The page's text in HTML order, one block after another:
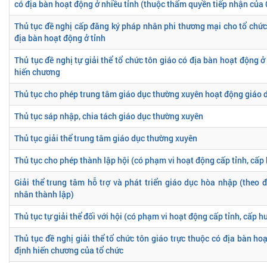
có địa bàn hoạt động ở nhiều tỉnh (thuộc thẩm quyền tiếp nhận của
Thủ tục đề nghị cấp đăng ký pháp nhân phi thương mại cho tổ
địa bàn hoạt động ở tỉnh
Thủ tục đề nghị tự giải thể tổ chức tôn giáo có địa bàn hoạt động
hiến chương
Thủ tục cho phép trung tâm giáo dục thường xuyên hoạt động giáo
Thủ tục sáp nhập, chia tách giáo dục thường xuyên
Thủ tục giải thể trung tâm giáo dục thường xuyên
Thủ tục cho phép thành lập hội (có phạm vi hoạt động cấp tỉnh, cấp
Giải thể trung tâm hỗ trợ và phát triển giáo dục hòa nhập (theo
nhân thành lập)
Thủ tục tự giải thể đối với hội (có phạm vi hoạt động cấp tỉnh, cấp
Thủ tục đề nghị giải thể tổ chức tôn giáo trực thuộc có địa bàn
định hiến chương của tổ chức